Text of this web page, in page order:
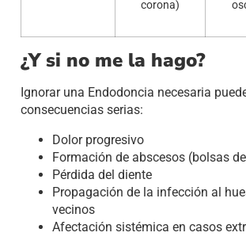
corona)
¿Y si no me la hago?
Ignorar una Endodoncia necesaria
consecuencias serias:
Dolor progresivo
Formación de abscesos (bolsas
Pérdida del diente
Propagación de la infección al
vecinos
Afectación sistémica en casos